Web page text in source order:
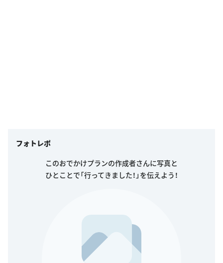
フォトレポ
このおでかけプランの作成者さんに写真と
ひとことで「行ってきました！」を伝えよう！